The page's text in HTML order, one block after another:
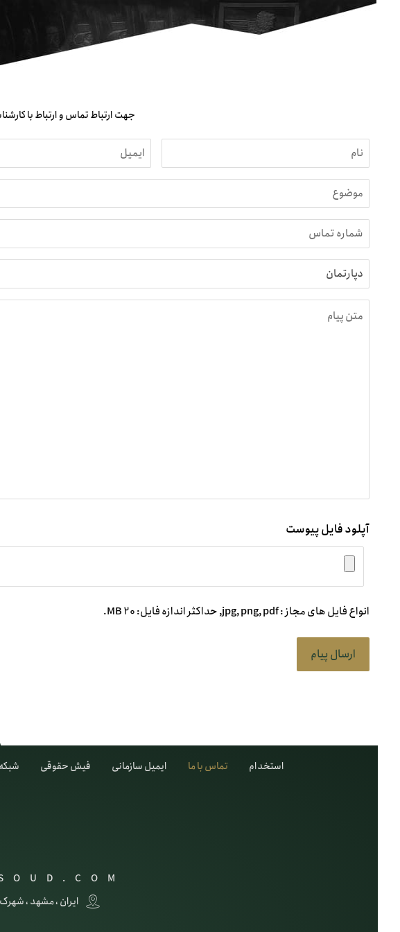
جهت ارتباط تماس و ارتباط با
آپلود فایل پیوست
انواع فایل های مجاز : jpg, png, pdf, حداکثر اندازه فایل: 20 MB.
استخدام تماس با ما ایمیل سازمانی فیش حقوقی
ایران ، مشهد ، شهرک صنعتی توس ، فاز 1